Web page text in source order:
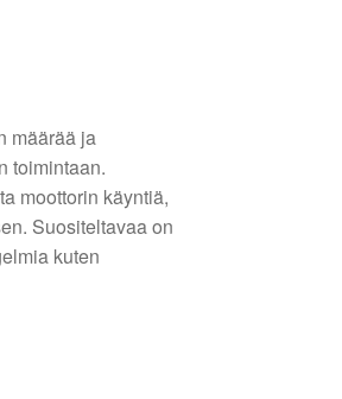
määrää ja
toimintaan.
moottorin käyntiä,
Suositeltavaa on
kuten